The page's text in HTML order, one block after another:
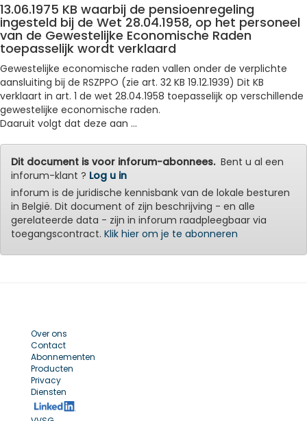
13.06.1975 KB waarbij de pensioenregeling
ingesteld bij de Wet 28.04.1958, op het personeel
van de Gewestelijke Economische Raden
toepasselijk wordt verklaard
Gewestelijke economische raden vallen onder de verplichte
aansluiting bij de RSZPPO (zie art. 32 KB 19.12.1939) Dit KB
verklaart in art. 1 de wet 28.04.1958 toepasselijk op verschillende
gewestelijke economische raden.
Daaruit volgt dat deze aan ...
Dit document is voor inforum-abonnees.Bent u al een
inforum-klant ? Log u in
inforum is de juridische kennisbank van de lokale besturen
in België. Dit document of zijn beschrijving - en alle
gerelateerde data - zijn in inforum raadpleegbaar via
toegangscontract. Klik hier om je te abonneren
Over ons
Contact
Abonnementen
Producten
Privacy
Diensten